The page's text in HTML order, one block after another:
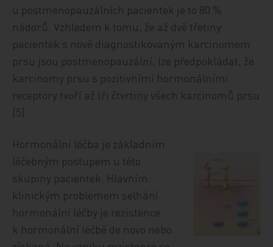
u postmenopauzálních pacientek je to 80 %
nádorů. Vzhledem k tomu, že až dvě třetiny
pacientek s nově diagnostikovaným karcinomem
prsu jsou postmenopauzální, lze předpokládat, že
karcinomy prsu s pozitivními hormonálními
receptory tvoří až tři čtvrtiny všech karcinomů prsu
[5].
Hormonální léčba je základním
léčebným postupem u této
skupiny pacientek. Hlavním
klinickým problémem selhání
hormonální léčby je rezistence
k hormonální léčbě de novo nebo